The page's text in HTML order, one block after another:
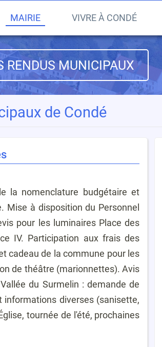
MAIRIE VIVRE À CONDÉ
RENDUS MUNICIPAUX
de Condé
la nomenclature budgétaire et
Mise à disposition du Personnel
pour les luminaires Place des
IV. Participation aux frais des
cadeau de la commune pour les
de théâtre (marionnettes). Avis
du Surmelin : demande de
diverses (sanisette,
tournée de l'été, prochaines